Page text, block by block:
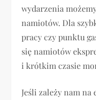
wydarzenia
namiotów. Dla
pracy czy punktu
się namiotów
i krótkim czasie
Jeśli zależy nam